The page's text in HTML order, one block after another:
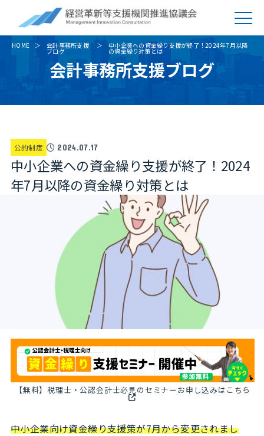
HOME 会計事務所支援
ブログ
中小企業への資金繰り支援が終了！2024年7月以降
の資金繰り対策とは
会計事務所支援ブログ
公的制度 2024.07.17
中小企業への資金繰り支援が終了！2024
年7月以降の資金繰り対策とは
【無料】税理士・公認会計士必見のセミナーお申し込みはこちら
中小企業向け資金繰り支援策が7月から変更されまし